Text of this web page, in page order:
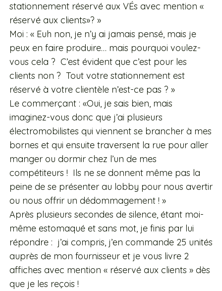
stationnement réservé aux VÉs avec mention «
réservé aux clients»? »
Moi : « Euh non, je n’y ai jamais pensé, mais je
peux en faire produire… mais pourquoi voulez-
vous cela ? C’est évident que c’est pour les
clients non ? Tout votre stationnement est
réservé à votre clientèle n’est-ce pas ? »
Le commerçant : «Oui, je sais bien, mais
imaginez-vous donc que j’ai plusieurs
électromobilistes qui viennent se brancher à mes
bornes et qui ensuite traversent la rue pour aller
manger ou dormir chez l’un de mes
compétiteurs ! Ils ne se donnent même pas la
peine de se présenter au lobby pour nous avertir
ou nous offrir un dédommagement ! »
Après plusieurs secondes de silence, étant moi-
même estomaqué et sans mot, je finis par lui
répondre : j’ai compris, j’en commande 25 unités
auprès de mon fournisseur et je vous livre 2
affiches avec mention « réservé aux clients » dès
que je les reçois !